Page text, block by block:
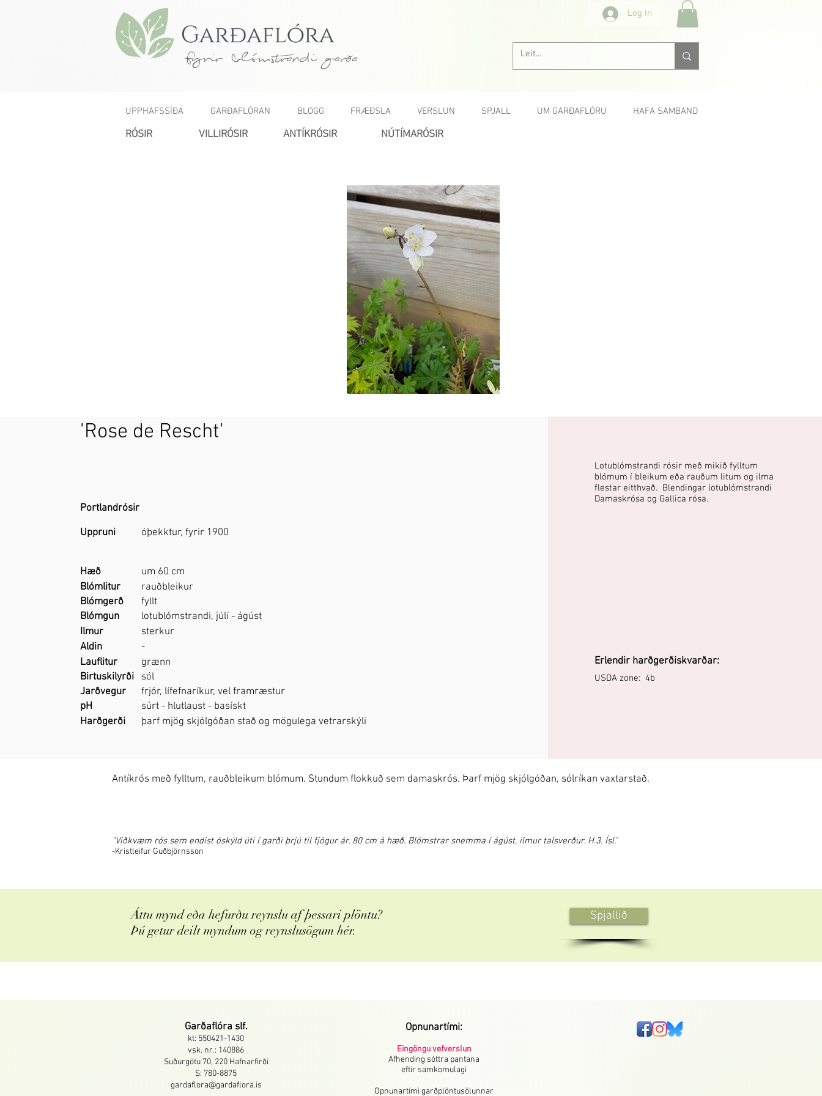
fyrir blómstrandi garða
Log In
UPPHAFSSÍÐA GARÐAFLÓRAN BLOGG FRÆÐSLA VERSLUN SPJALL UM GARÐAFLÓRU HAFA SAMBAND
RÓSIR VILLIRÓSIR ANTÍKRÓSIR NÚTÍMARÓSIR
'Rose de Rescht'
Portlandrósir
Uppruni
óþekktur, fyrir 1900
Hæð
um 60 cm
Blómlitur
rauðbleikur
Blómgerð
fyllt
Blómgun
lotublómstrandi, júlí - ágúst
Ilmur
sterkur
Aldin
-
Lauflitur
grænn
Birtuskilyrði
sól
Jarðvegur
frjór, lífefnaríkur, vel framræstur
pH
súrt - hlutlaust - basískt
Harðgerði
þarf mjög skjólgóðan stað og mögulega vetrarskýli
Lotublómstrandi rósir með mikið fylltum
blómum í bleikum eða rauðum litum og ilma
flestar eitthvað. Blendingar lotublómstrandi
Damaskrósa og Gallica rósa.
Erlendir harðgerðiskvarðar:
USDA zone: 4b
Antíkrós með fylltum, rauðbleikum blómum. Stundum flokkuð sem damaskrós. Þarf mjög skjólgóðan, sólríkan vaxtarstað.
"Viðkvæm rós sem endist óskýld úti í garði þrjú til fjögur ár. 80 cm á hæð. Blómstrar snemma í ágúst, ilmur talsverður. H.3. Ísl."
-Kristleifur Guðbjörnsson
Áttu mynd eða hefurðu reynslu af þessari plöntu?
Þú getur deilt myndum og reynslusögum hér.
Spjallið
Garðaflóra slf.
kt: 550421-1430
vsk. nr.: 140886
Suðurgötu 70, 220 Hafnarfirði
S: 780-8875
gardaflora@gardaflora.is
Opnunartími:
Eingöngu vefverslun
Afhending sóttra pantana
eftir samkomulagi
Opnunartími garðplöntusölunnar